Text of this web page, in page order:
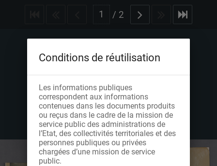
/ 2
Conditions de réutilisation
Les informations publiques
correspondent aux informations
contenues dans les documents produits
ou reçus dans le cadre de la mission de
service public des administrations de
l’Etat, des collectivités territoriales et des
personnes publiques ou privées
chargées d’une mission de service
public.